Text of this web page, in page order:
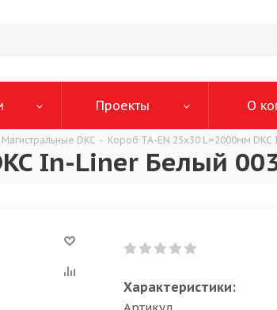
Проекты О
Магистральные DKC - Короб TA-EN 25x30 L=2000мм
In-Liner Белый
Характеристики: